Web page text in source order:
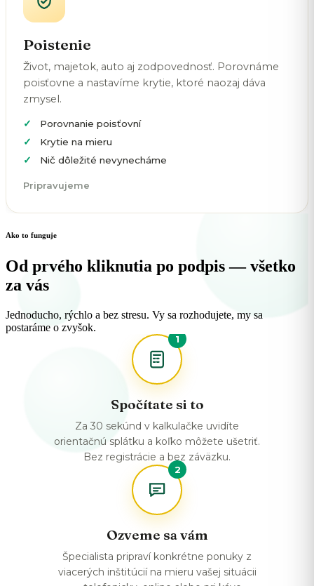
Poistenie
Život, majetok, auto aj zodpovednosť. Porovnáme
poisťovne a nastavíme krytie, ktoré naozaj dáva
zmysel.
Porovnanie poisťovní
Krytie na mieru
Nič dôležité nevynecháme
Pripravujeme
Ako to funguje
Od prvého kliknutia po podpis — všetko
za vás
Jednoducho, rýchlo a bez stresu. Vy sa rozhodujete, my sa
postaráme o zvyšok.
1
Spočítate si to
Za 30 sekúnd v kalkulačke uvidíte
orientačnú splátku a koľko môžete ušetriť.
Bez registrácie a bez záväzku.
2
Ozveme sa vám
Špecialista pripraví konkrétne ponuky z
viacerých inštitúcií na mieru vašej situácii